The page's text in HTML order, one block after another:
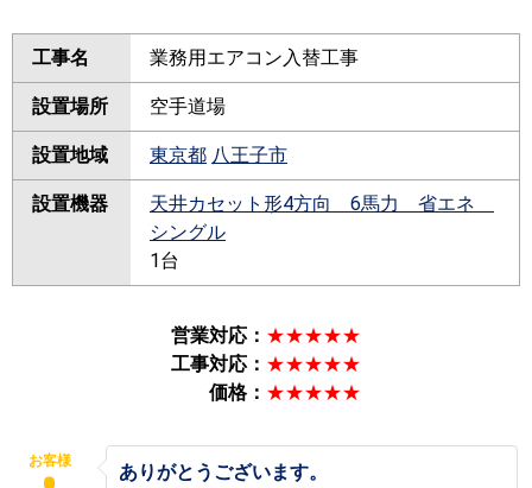
工事名 業務用エアコン入替工事
設置場所 空手道場
設置地域 東京都 八王子市
設置機器
天井カセット形4方向 6馬力 省エネ
シングル
1台
営業対応： ★★★★★
工事対応： ★★★★★
価格： ★★★★★
お客様
ありがとうございます。